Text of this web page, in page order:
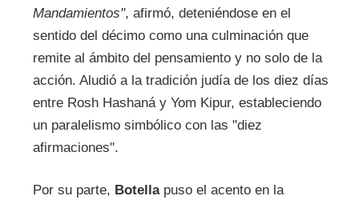
Mandamientos", afirmó, deteniéndose en el
sentido del décimo como una culminación que
remite al ámbito del pensamiento y no solo de la
acción. Aludió a la tradición judía de los diez días
entre Rosh Hashaná y Yom Kipur, estableciendo
un paralelismo simbólico con las "diez
afirmaciones".
Por su parte, Botellapuso el acento en la